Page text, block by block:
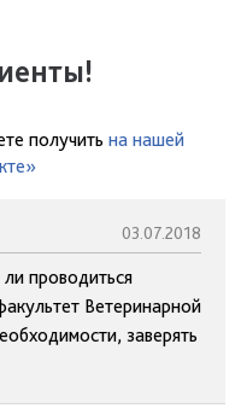
получить на нашей
03.07.2018
проводиться
Ветеринарной
заверять